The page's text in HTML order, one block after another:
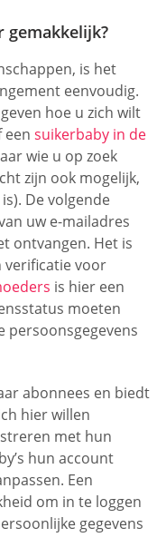
gemakkelijk?
is het
eenvoudig.
hoe u zich wilt
een suikerbaby in de
wie u op zoek
zijn ook mogelijk,
De volgende
uw e-mailadres
ontvangen. Het is
verificatie voor
is hier een
moeten
persoonsgegevens
abonnees en biedt
hier willen
met hun
hun account
Een
om in te loggen
gegevens